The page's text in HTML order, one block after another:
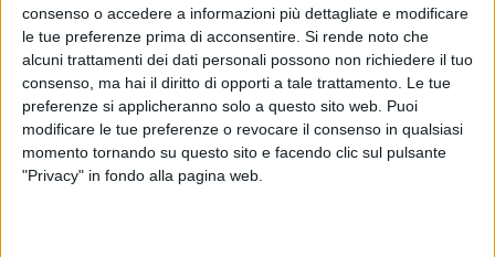
consenso o accedere a informazioni più dettagliate e modificare
le tue preferenze prima di acconsentire. Si rende noto che
alcuni trattamenti dei dati personali possono non richiedere il tuo
consenso, ma hai il diritto di opporti a tale trattamento. Le tue
preferenze si applicheranno solo a questo sito web. Puoi
modificare le tue preferenze o revocare il consenso in qualsiasi
momento tornando su questo sito e facendo clic sul pulsante
"Privacy" in fondo alla pagina web.